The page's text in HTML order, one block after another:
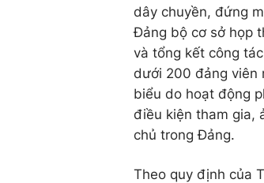
dây chuyền, đứng
Đảng bộ cơ sở họp
và tổng kết công
dưới 200 đảng viên
biểu do hoạt động
điều kiện tham gia,
chủ trong Đảng.
Theo quy định của